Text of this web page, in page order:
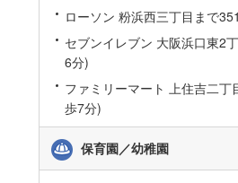
ローソン 粉浜西三丁目まで
セブンイレブン 大阪浜口東2
6分)
ファミリーマート 上住吉二丁
歩7分)
保育園／幼稚園